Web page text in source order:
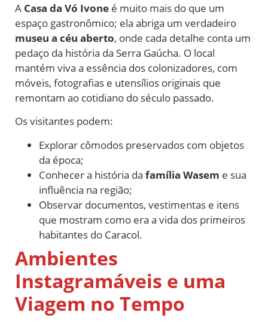
A Casa da Vó Ivone é muito mais do que um
espaço gastronômico; ela abriga um verdadeiro
museu a céu aberto, onde cada detalhe conta um
pedaço da história da Serra Gaúcha. O local
mantém viva a essência dos colonizadores, com
móveis, fotografias e utensílios originais que
remontam ao cotidiano do século passado.
Os visitantes podem:
Explorar cômodos preservados com objetos
da época;
Conhecer a história da família Wasem e sua
influência na região;
Observar documentos, vestimentas e itens
que mostram como era a vida dos primeiros
habitantes do Caracol.
Ambientes
Instagramáveis e uma
Viagem no Tempo